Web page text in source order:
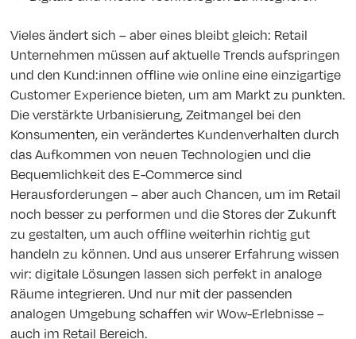
Vieles ändert sich – aber eines bleibt gleich: Retail
Unternehmen müssen auf aktuelle Trends aufspringen
und den Kund:innen offline wie online eine einzigartige
Customer Experience bieten, um am Markt zu punkten.
Die verstärkte Urbanisierung, Zeitmangel bei den
Konsumenten, ein verändertes Kundenverhalten durch
das Aufkommen von neuen Technologien und die
Bequemlichkeit des E-Commerce sind
Herausforderungen – aber auch Chancen, um im Retail
noch besser zu performen und die Stores der Zukunft
zu gestalten, um auch offline weiterhin richtig gut
handeln zu können. Und aus unserer Erfahrung wissen
wir: digitale Lösungen lassen sich perfekt in analoge
Räume integrieren. Und nur mit der passenden
analogen Umgebung schaffen wir Wow-Erlebnisse –
auch im Retail Bereich.